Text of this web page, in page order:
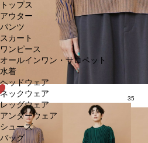
トップス
アウター
パンツ
スカート
ワンピース
オールインワン・サロペット
水着
ヘッドウェア
ネックウェア
レッグウェア
アンダーウェア
シューズ
バッグ
35